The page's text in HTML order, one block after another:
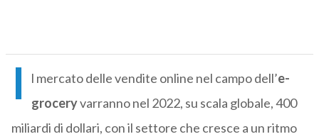
I l mercato delle vendite online nel campo dell’e-
groceryvarranno nel 2022, su scala globale, 400
miliardi di dollari, con il settore che cresce a un ritmo